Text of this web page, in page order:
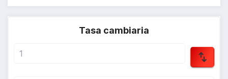
Tasa cambiaria